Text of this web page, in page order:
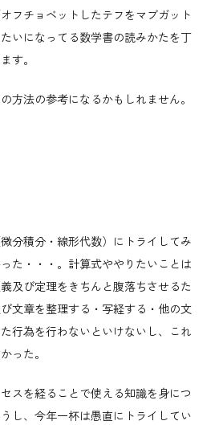
フチョベットしたテフをマブガット
いになってる数学書の読みかたを丁
す。
方法の参考になるかもしれません。
分積分・線形代数）にトライしてみ
た・・・。計算式ややりたいことは
及び定理をきちんと腹落ちさせるた
文章を整理する・写経する・他の文
行為を行わないといけないし、これ
った。
スを経ることで使える知識を身につ
し、今年一杯は愚直にトライしてい